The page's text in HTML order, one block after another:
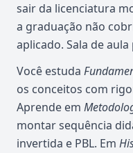
sair da licenciatura
a graduação não
aplicado. Sala de
Você estuda
os conceitos com
Aprende em
montar sequência
invertida e PBL. Em